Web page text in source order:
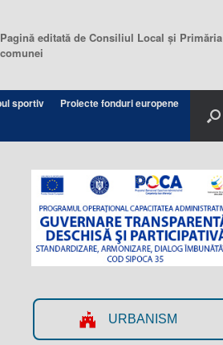
Pagină editată de Consiliul Local şi Primăria
comunei
sportiv
Proiecte fonduri europene
URBANISM